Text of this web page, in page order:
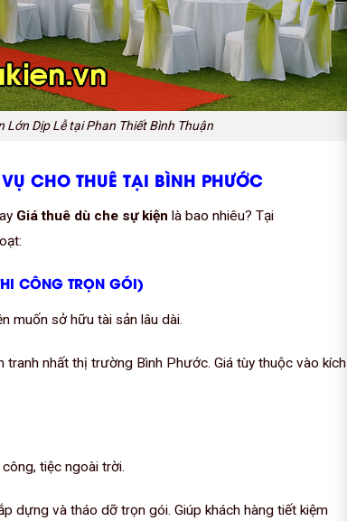
Lớn Dịp Lễ tại Phan Thiết Bình Thuận
CHO THUÊ TẠI BÌNH PHƯỚC
Giá thuê dù che sự kiện là bao nhiêu? Tại
CÔNG TRỌN GÓI)
muốn sở hữu tài sản lâu dài.
tranh nhất thị trường Bình Phước. Giá tùy thuộc vào kích
tiệc ngoài trời.
dựng và tháo dỡ trọn gói. Giúp khách hàng tiết kiệm